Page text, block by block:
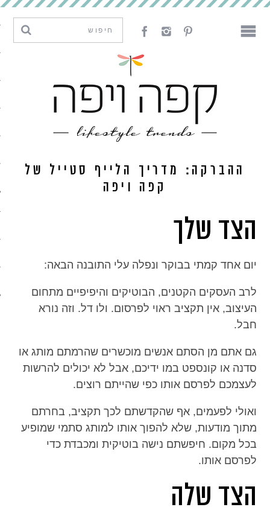
אמנות
ליצור
ההברקה: מדריך הלייף סטייל של
קפה ויפה
הצד שלך
יום אחד קמתי בבוקר ונפלה עלי התובנה הבאה:
לרב העסקים הקטנים, הבוטיקים והיפיפיים מתחום
העיצוב, אין תקציב ראוי לפרסום. ולו דל. וזה נורא
חבל.
גם אתם מן הסתם אנשים מוכשרים שהרמתם מותג או
סדנה או קונספט במו ידיכם, אבל לא יכולים להרשות
לעצמכם לפרסם אותו כפי שהייתם רוצים.
ואולי לפעמים, אף שהקדשתם לכך תקציב, בחרתם
מתוך מודעות, שלא להפוך אותו למותג סתמי שמופיע
בכל מקום. חיפשתם נישה בוטיקית ומכבדת כדי
לפרסם אותו.
הצד שלה